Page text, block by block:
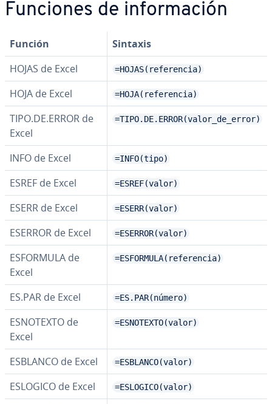
Funciones de in­fo­r­ma­ción
Función
Sintaxis
HOJAS de Excel
=HOJAS(referencia)
HOJA de Excel =HOJA(referencia)
TIPO.DE.ERROR de
Excel
=TIPO.DE.ERROR(valor_de_error)
INFO de Excel =INFO(tipo)
ESREF de Excel =ESREF(valor)
ESERR de Excel =ESERR(valor)
ESERROR de Excel =ESERROR(valor)
ESFORMULA de
Excel
=ESFORMULA(referencia)
ES.PAR de Excel =ES.PAR(número)
ESNOTEXTO de
Excel
=ESNOTEXTO(valor)
ESBLANCO de Excel =ESBLANCO(valor)
ESLOGICO de Excel =ESLOGICO(valor)